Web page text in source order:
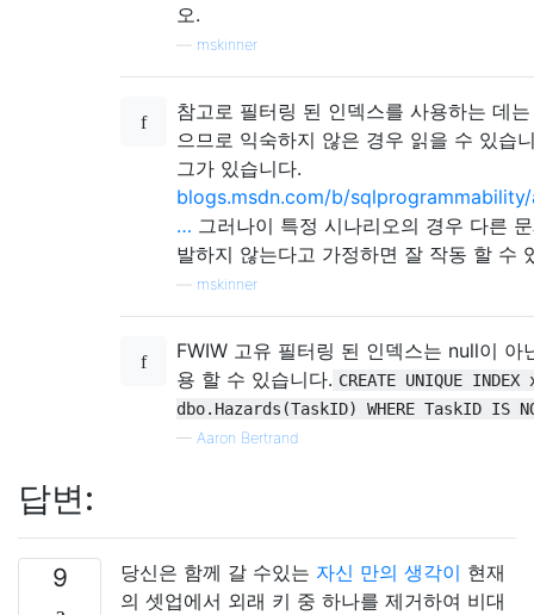
오.
mskinner
참고로 필터링 된 인덱스를 사용하는 데
으므로 익숙하지 않은 경우 읽을 수 있습
그가 있습니다.
blogs.msdn.com/b/
… 그러나이 특정 시나리오의 경우 다른
발하지 않는다고 가정하면 잘 작동 할 수
mskinner
FWIW 고유 필터링 된 인덱스는 null이 아
용 할 수 있습니다. CREATE UNIQUE INDEX
dbo.Hazards(TaskID) WHERE TaskID IS
— Aaron Bertrand
답변:
9 당신은 함께 갈 수있는 자신 만의 생각이 현재
의 셋업에서 외래 키 중 하나를 제거하여 비대